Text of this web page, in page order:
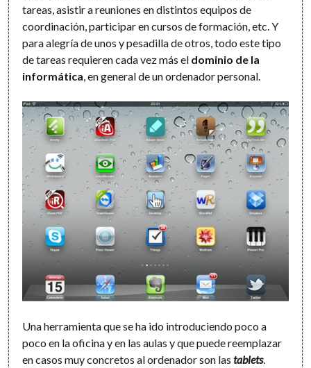
tareas, asistir a reuniones en distintos equipos de
coordinación, participar en cursos de formación, etc. Y
para alegría de unos y pesadilla de otros, todo este tipo
de tareas requieren cada vez más el dominio de la
informática , en general de un ordenador personal.
Una herramienta que se ha ido introduciendo poco a
poco en la oficina y en las aulas y que puede reemplazar
en casos muy concretos al ordenador son lastablets.